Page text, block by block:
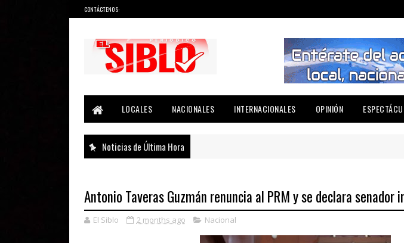
CONTÁCTENOS:
LOCALES
NACIONALES INTERNACIONALES OPINIÓN
Noticias de Última Hora
Antonio Taveras Guzmán renuncia al PRM y se declara senador
El Siblo 2 months ago Nacional